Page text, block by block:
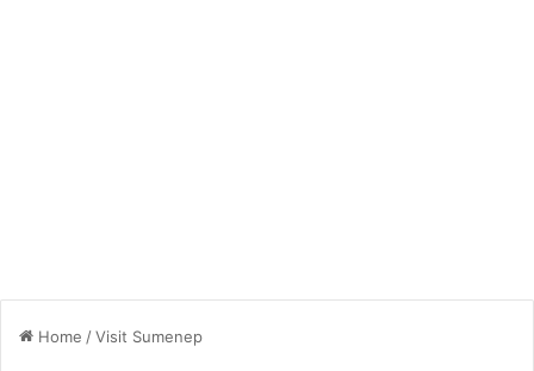
Home /Visit Sumenep